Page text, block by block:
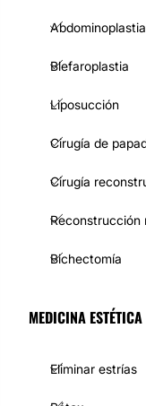
Abdominoplastia
Blefaroplastia
Liposucción
Cirugía de
Cirugía
Reconstrucción
Bichectomía
MEDICINA ESTÉTICA
Eliminar estrías